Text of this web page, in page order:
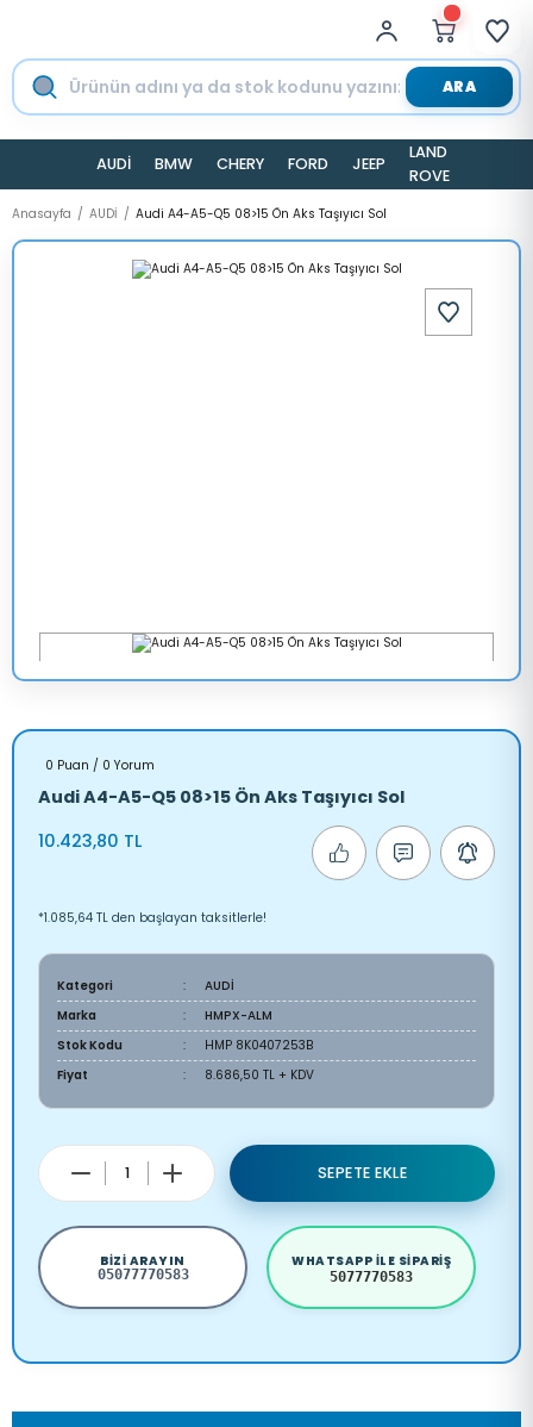
ARA
AUDİ BMW CHERY FORD JEEP
LAND
ROVER
Anasayfa AUDİ Audi A4-A5-Q5 08>15 Ön Aks Taşıyıcı Sol
0 Puan / 0 Yorum
Audi A4-A5-Q5 08>15 Ön Aks Taşıyıcı Sol
10.423,80 TL
*1.085,64 TL den başlayan taksitlerle!
Kategori
AUDİ
Marka
HMPX-ALM
Stok Kodu
HMP 8K0407253B
Fiyat
8.686,50 TL + KDV
SEPETE EKLE
BIZI ARAYIN
05077770583
WHATSAPP ILE SIPARIŞ
5077770583